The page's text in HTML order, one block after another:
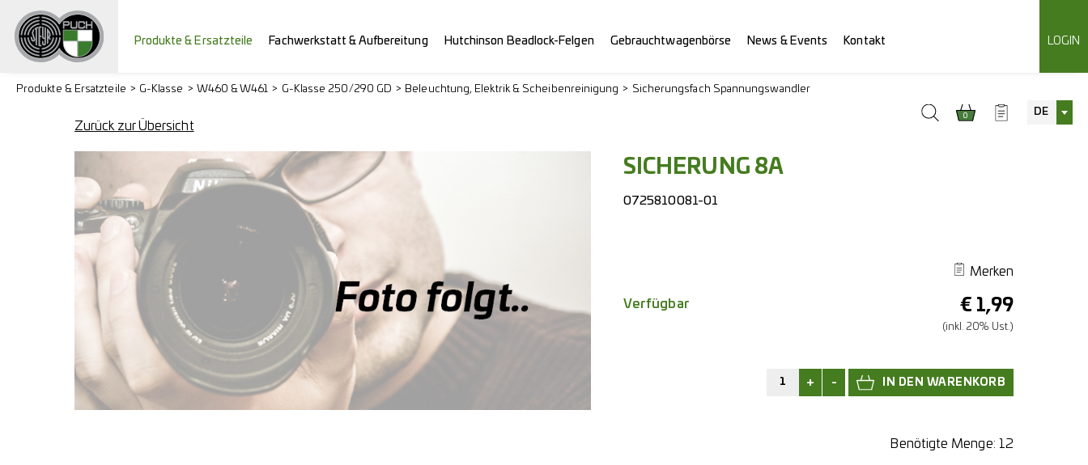
Produkte & Ersatzteile Fachwerkstatt & Aufbereitung Hutchinson Beadlock-Felgen Gebrauchtwagenbörse News & Events Kontakt LOGIN
0 DE
Produkte & Ersatzteile G-Klasse W460 & W461 G-Klasse 250/290 GD Beleuchtung, Elektrik & Scheibenreinigung Sicherungsfach Spannungswandler
Zurück zur Übersicht
SICHERUNG 8A
0725810081-01
Merken
€ 1,99
(inkl. 20% Ust.)
Verfügbar
+ -
Benötigte Menge: 12